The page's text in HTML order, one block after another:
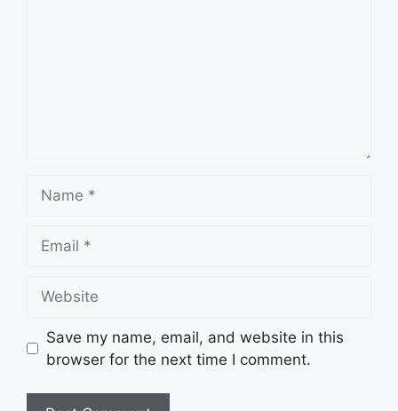
Save my name, email, and website in this
browser for the next time I comment.